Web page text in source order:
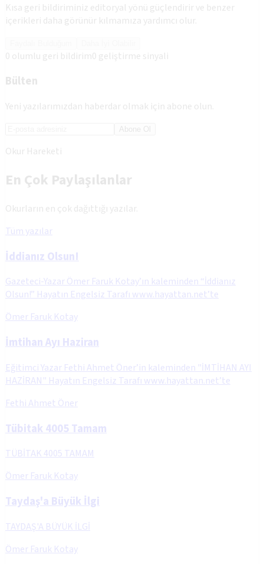
Kısa geri bildiriminiz editoryal yönü güçlendirir ve benzer
içerikleri daha görünür kılmamıza yardımcı olur.
0 olumlu geri bildirim0 geliştirme sinyali
Bülten
Yeni yazılarımızdan haberdar olmak için abone olun.
Abone Ol
Okur Hareketi
En Çok Paylaşılanlar
Okurların en çok dağıttığı yazılar.
Tüm yazılar
İddianız Olsun!
Gazeteci-Yazar Ömer Faruk Kotay’ın kaleminden “İddianız
Olsun!” Hayatın Engelsiz Tarafı www.hayattan.net’te
Ömer Faruk Kotay
İmtihan Ayı Haziran
Eğitimci Yazar Fethi Ahmet Öner’in kaleminden "İMTİHAN AYI
HAZİRAN" Hayatın Engelsiz Tarafı www.hayattan.net’te
Fethi Ahmet Öner
Tübitak 4005 Tamam
TÜBİTAK 4005 TAMAM
Ömer Faruk Kotay
Taydaş'a Büyük İlgi
TAYDAŞ'A BÜYÜK İLGİ
Ömer Faruk Kotay